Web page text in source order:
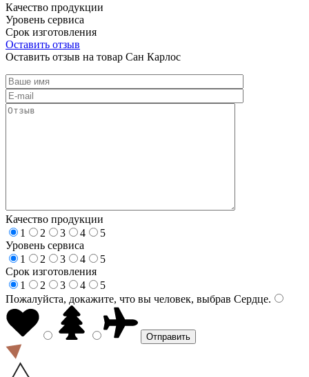
Качество продукции
Уровень сервиса
Срок изготовления
Оставить отзыв
Оставить отзыв на товар Сан Карлос
Качество продукции
1
2 3 4
5
Уровень сервиса
1
2 3 4
5
Срок изготовления
1
2 3 4
5
Пожалуйста, докажите, что вы человек, выбрав Сердце.